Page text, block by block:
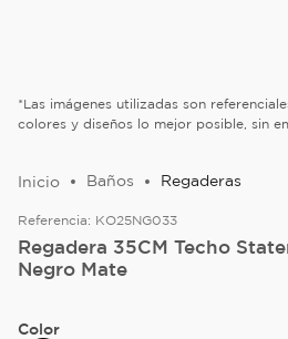
*Las imágenes utilizadas son
colores y diseños lo mejor posible, sin
Baños Regaderas
Referencia: KO25NG033
Regadera 35CM Techo
Negro Mate
Color